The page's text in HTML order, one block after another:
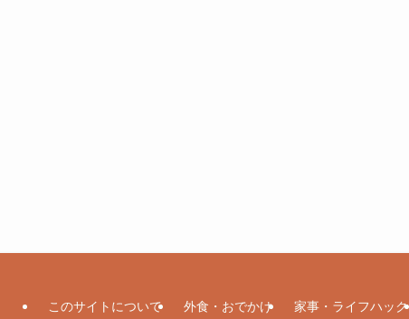
このサイトについて 外食・おでかけ 家事・ライフハック